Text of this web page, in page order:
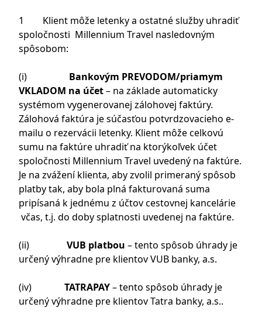
1 Klient môže letenky a ostatné služby uhradiť
spoločnosti Millennium Travel nasledovným
spôsobom:
(i) Bankovým PREVODOM/priamym
VKLADOM na účet– na základe automaticky
systémom vygenerovanej zálohovej faktúry.
Zálohová faktúra je súčasťou potvrdzovacieho e-
mailu o rezervácii letenky. Klient môže celkovú
sumu na faktúre uhradiť na ktorýkoľvek účet
spoločnosti Millennium Travel uvedený na faktúre.
Je na zvážení klienta, aby zvolil primeraný spôsob
platby tak, aby bola plná fakturovaná suma
pripísaná k jednému z účtov cestovnej kancelárie
včas, t.j. do doby splatnosti uvedenej na faktúre.
(ii) VUB platbou – tento spôsob úhrady je
určený výhradne pre klientov VUB banky, a.s.
(iv) TATRAPAY– tento spôsob úhrady je
určený výhradne pre klientov Tatra banky, a.s..